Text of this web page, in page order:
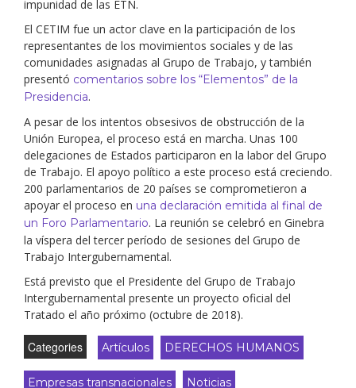
impunidad de las ETN.
El CETIM fue un actor clave en la participación de los
representantes de los movimientos sociales y de las
comunidades asignadas al Grupo de Trabajo, y también
presentó comentarios sobre los “Elementos” de la
Presidencia.
A pesar de los intentos obsesivos de obstrucción de la
Unión Europea, el proceso está en marcha. Unas 100
delegaciones de Estados participaron en la labor del Grupo
de Trabajo. El apoyo político a este proceso está creciendo.
200 parlamentarios de 20 países se comprometieron a
apoyar el proceso en una declaración emitida al final de
un Foro Parlamentario. La reunión se celebró en Ginebra
la víspera del tercer período de sesiones del Grupo de
Trabajo Intergubernamental.
Está previsto que el Presidente del Grupo de Trabajo
Intergubernamental presente un proyecto oficial del
Tratado el año próximo (octubre de 2018).
Categories Artículos DERECHOS HUMANOS
Empresas transnacionales Noticias